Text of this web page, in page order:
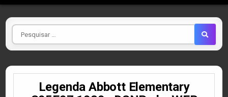
Pesquisar
por
Legenda Abbott Elementary